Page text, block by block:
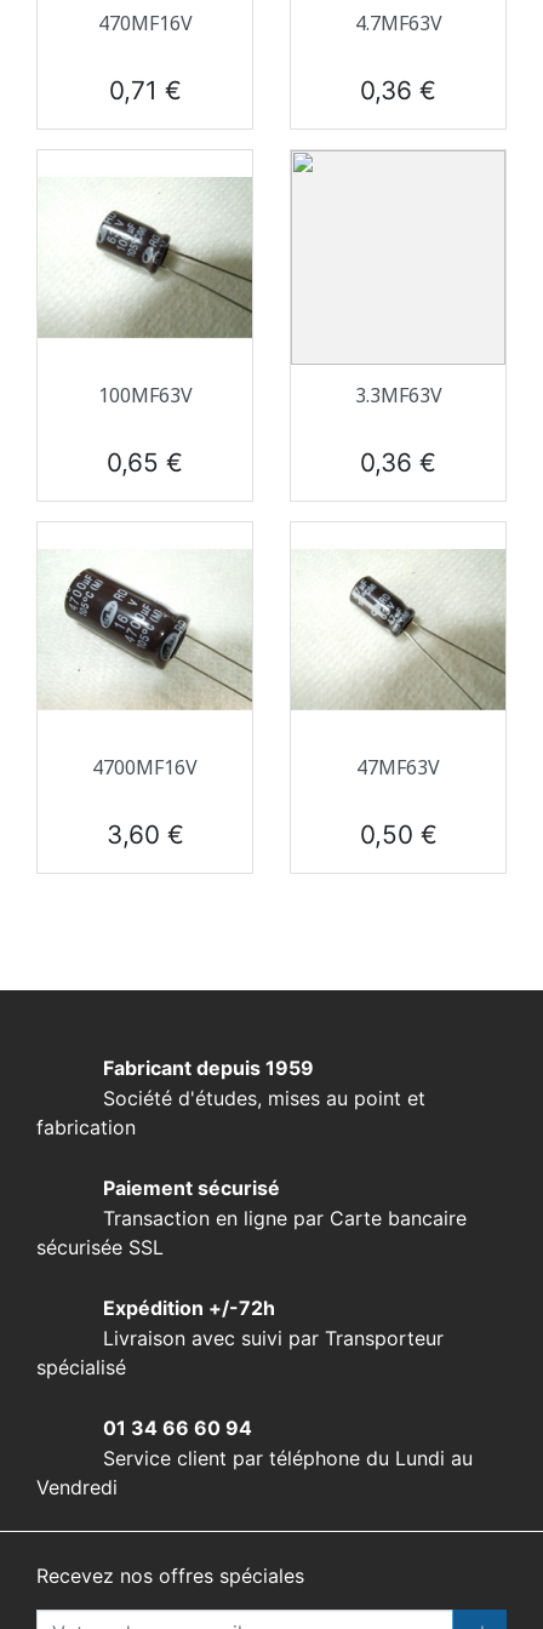
470ΜF16V
Prix
0,71 €
4.7ΜF63V
Prix
0,36 €
100ΜF63V
Prix
0,65 €
3.3ΜF63V
Prix
0,36 €
4700ΜF16V
Prix
3,60 €
47ΜF63V
Prix
0,50 €
Fabricant depuis 1959
Société d'études, mises au point et
fabrication
Paiement sécurisé
Transaction en ligne par Carte bancaire
sécurisée SSL
Expédition +/-72h
Livraison avec suivi par Transporteur
spécialisé
01 34 66 60 94
Service client par téléphone du Lundi au
Vendredi
Recevez nos offres spéciales